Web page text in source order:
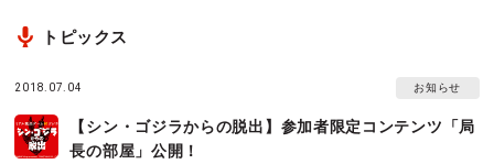
トピックス
2018.07.04 お知らせ
【シン・ゴジラからの脱出】参加者限定コンテンツ「局
長の部屋」公開！